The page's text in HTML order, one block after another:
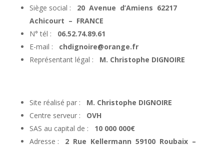
Siège social :
20 Avenue d’Amiens 62217
Achicourt – FRANCE
N° tél :
06.52.74.89.61
E-mail :
chdignoire@orange.fr
Représentant légal :
M. Christophe DIGNOIRE
Site réalisé par : M. Christophe DIGNOIRE
Centre serveur : OVH
SAS au capital de : 10 000 000€
Adresse :
2 Rue Kellermann 59100 Roubaix –